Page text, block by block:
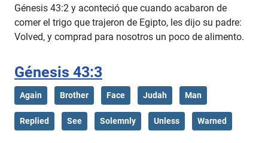
Génesis 43:2 y aconteció que cuando acabaron de
comer el trigo que trajeron de Egipto, les dijo su padre:
Volved, y comprad para nosotros un poco de alimento.
Génesis 43:3
Again Brother Face Judah Man
Replied See Solemnly Unless Warned